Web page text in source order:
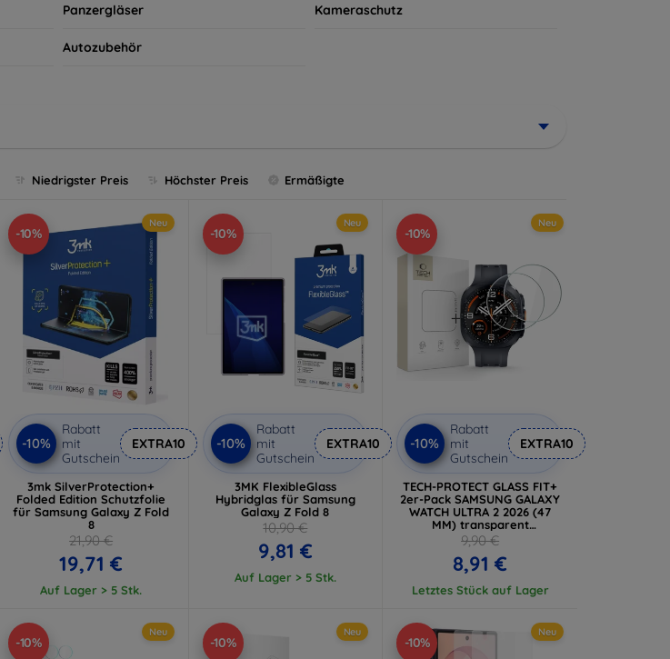
Panzergläser Kameraschutz
Autozubehör
Niedrigster Preis Höchster Preis Ermäßigte
-10%
Neu
-10%
Rabatt
mit
Gutschein
EXTRA10
3mk SilverProtection+
Folded Edition Schutzfolie
für Samsung Galaxy Z Fold
8
21,90 €
19,71 €
Auf Lager > 5 Stk.
-10%
Neu
-10%
Rabatt
mit
Gutschein
EXTRA10
3MK FlexibleGlass
Hybridglas für Samsung
Galaxy Z Fold 8
10,90 €
9,81 €
Auf Lager > 5 Stk.
-10%
Neu
-10%
Rabatt
mit
Gutschein
EXTRA10
TECH-PROTECT GLASS FIT+
2er-Pack SAMSUNG GALAXY
WATCH ULTRA 2 2026 (47
MM) transparent
(5906302324668)
9,90 €
8,91 €
Letztes Stück auf Lager
-10%
Neu
-10%
Neu
-10%
Neu